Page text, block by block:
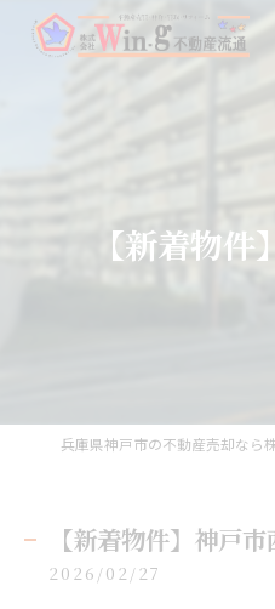
【新着物
【新着物件】神戸
2026/02/27